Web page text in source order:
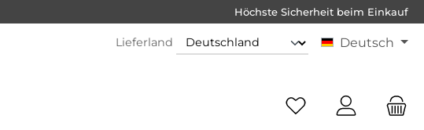
Höchste Sicherheit beim Einkauf
Lieferland Deutsch